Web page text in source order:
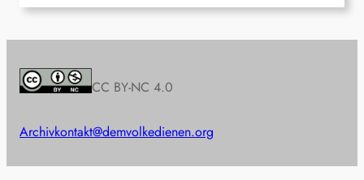
CC BY-NC 4.0
Archivkontakt@demvolkedienen.org